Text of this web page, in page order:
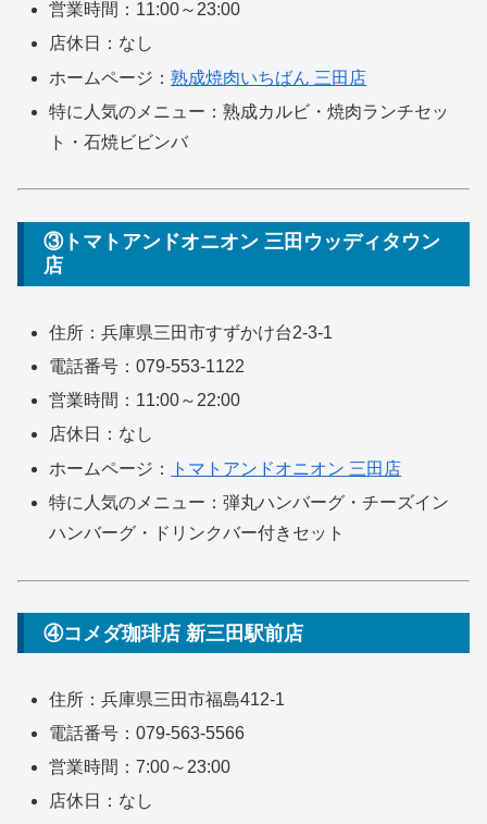
営業時間：11:00～23:00
店休日：なし
ホームページ：熟成焼肉いちばん 三田店
特に人気のメニュー：熟成カルビ・焼肉ランチセッ
ト・石焼ビビンバ
③トマトアンドオニオン 三田ウッディタウン
店
住所：兵庫県三田市すずかけ台2-3-1
電話番号：079-553-1122
営業時間：11:00～22:00
店休日：なし
ホームページ：
トマトアンドオニオン 三田店
特に人気のメニュー：弾丸ハンバーグ・チーズイン
ハンバーグ・ドリンクバー付きセット
④コメダ珈琲店 新三田駅前店
住所：兵庫県三田市福島412-1
電話番号：079-563-5566
営業時間：7:00～23:00
店休日：なし